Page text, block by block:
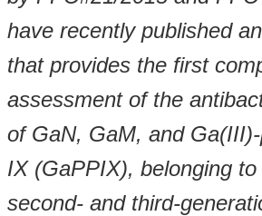
have recently published
that provides the first
assessment of the
of GaN, GaM, and
IX (GaPPIX), belonging to
second- and third-